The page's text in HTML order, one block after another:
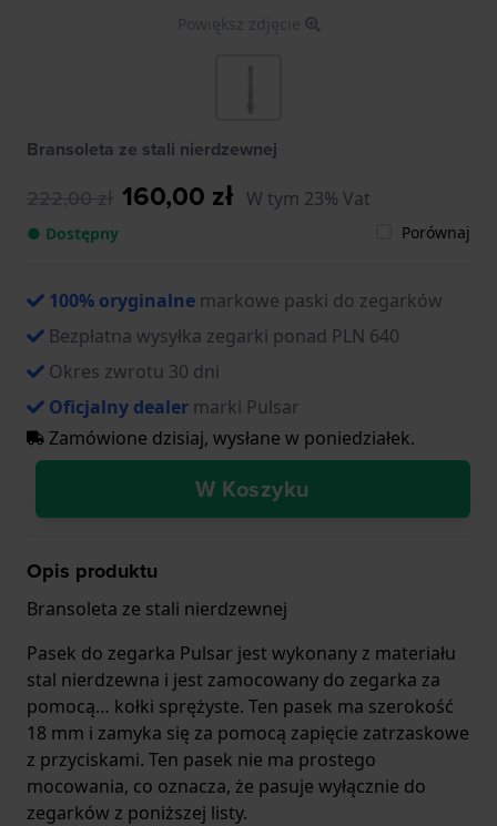
Powiększ zdjęcie
Bransoleta ze stali nierdzewnej
222,00 zł 160,00 zł W tym 23% Vat
● Dostępny Porównaj
100% oryginalne markowe paski do zegarków
Bezpłatna wysyłka zegarki ponad PLN 640
Okres zwrotu 30 dni
Oficjalny dealer marki Pulsar
Zamówione dzisiaj, wysłane w poniedziałek.
W Koszyku
Opis produktu
Bransoleta ze stali nierdzewnej
Pasek do zegarka Pulsar jest wykonany z materiału
stal nierdzewna i jest zamocowany do zegarka za
pomocą… kołki sprężyste. Ten pasek ma szerokość
18 mm i zamyka się za pomocą zapięcie zatrzaskowe
z przyciskami. Ten pasek nie ma prostego
mocowania, co oznacza, że pasuje wyłącznie do
zegarków z poniższej listy.